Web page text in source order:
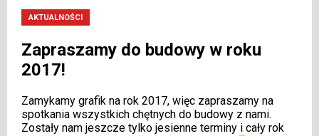
AKTUALNOŚCI
Zapraszamy do budowy w roku
2017!
Zamykamy grafik na rok 2017, więc zapraszamy na
spotkania wszystkich chętnych do budowy z nami.
Zostały nam jeszcze tylko jesienne terminy i cały rok